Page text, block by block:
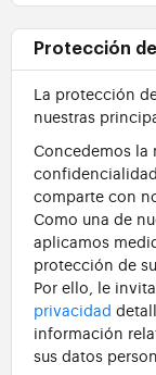
Protección
La protección
nuestras
Concedemos la
comparte con
Como una de
aplicamos
protección de
Por ello, le
privacidad
información
sus datos